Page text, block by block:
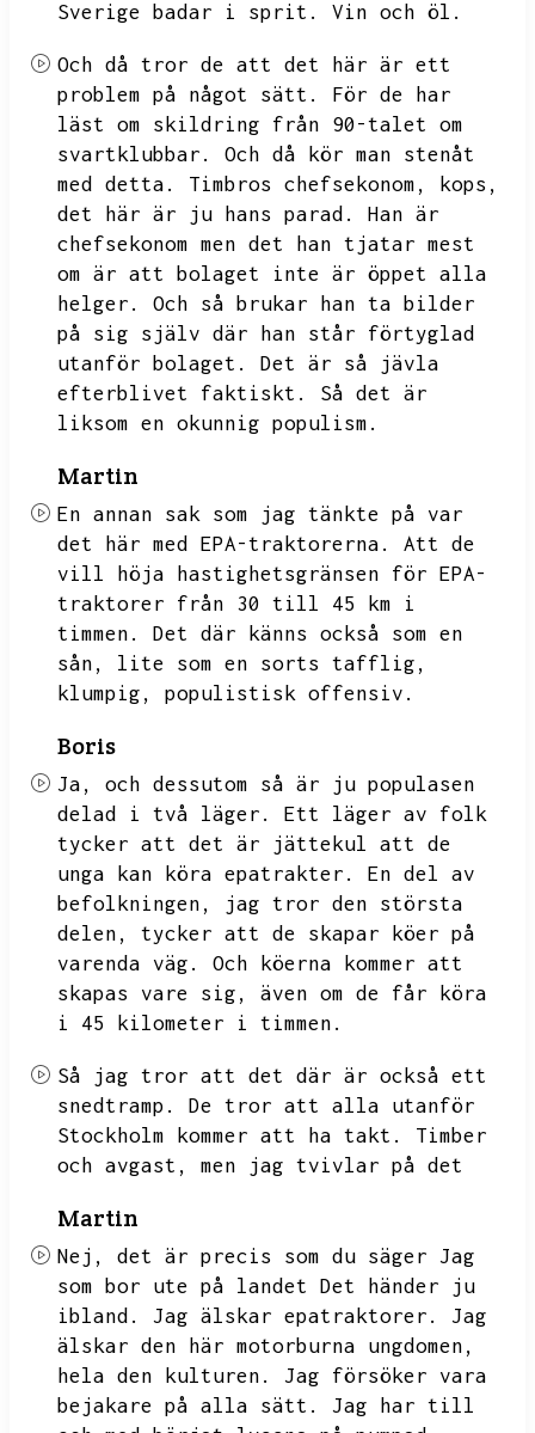
Sverige badar i sprit.
Vin och öl.
Och då tror de att det här är ett
problem på något sätt.
För de har
läst om skildring från 90-talet om
svartklubbar.
Och då kör man stenåt
med detta.
Timbros chefsekonom,
kops,
det här är ju hans parad.
Han är
chefsekonom men det han tjatar mest
om är att bolaget inte är öppet alla
helger.
Och så brukar han ta bilder
på sig själv där han står förtyglad
utanför bolaget.
Det är så jävla
efterblivet faktiskt.
Så det är
liksom en okunnig populism.
Martin
En annan sak som jag tänkte på var
det här med EPA-traktorerna.
Att de
vill höja hastighetsgränsen för EPA-
traktorer från 30 till 45 km i
timmen.
Det där känns också som en
sån,
lite som en sorts tafflig,
klumpig,
populistisk offensiv.
Boris
Ja,
och dessutom så är ju populasen
delad i två läger.
Ett läger av folk
tycker att det är jättekul att de
unga kan köra epatrakter.
En del av
befolkningen,
jag tror den största
delen,
tycker att de skapar köer på
varenda väg.
Och köerna kommer att
skapas vare sig,
även om de får köra
i 45 kilometer i timmen.
Så jag tror att det där är också ett
snedtramp.
De tror att alla utanför
Stockholm kommer att ha takt.
Timber
och avgast,
men jag tvivlar på det
Martin
Nej, det är precis som du säger Jag
som bor ute på landet Det händer ju
ibland.
Jag älskar epatraktorer.
Jag
älskar den här motorburna ungdomen,
hela den kulturen.
Jag försöker vara
bejakare på alla sätt.
Jag har till